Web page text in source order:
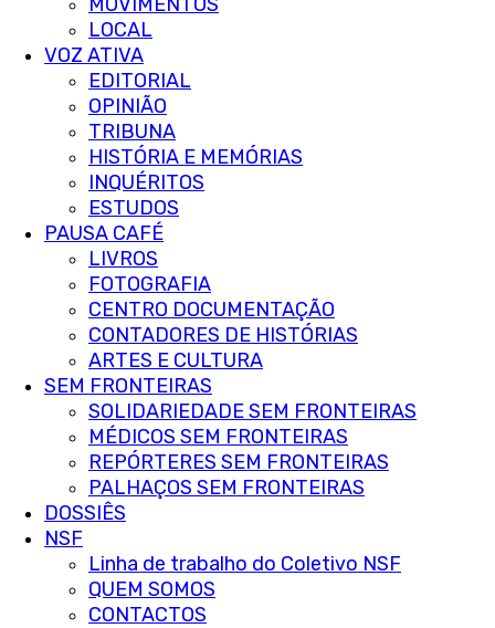
LOCAL
VOZ ATIVA
EDITORIAL
OPINIÃO
TRIBUNA
HISTÓRIA E MEMÓRIAS
INQUÉRITOS
ESTUDOS
PAUSA CAFÉ
LIVROS
FOTOGRAFIA
CENTRO DOCUMENTAÇÃO
CONTADORES DE HISTÓRIAS
ARTES E CULTURA
SEM FRONTEIRAS
SOLIDARIEDADE SEM FRONTEIRAS
MÉDICOS SEM FRONTEIRAS
REPÓRTERES SEM FRONTEIRAS
PALHAÇOS SEM FRONTEIRAS
DOSSIÊS
NSF
Linha de trabalho do Coletivo NSF
QUEM SOMOS
CONTACTOS